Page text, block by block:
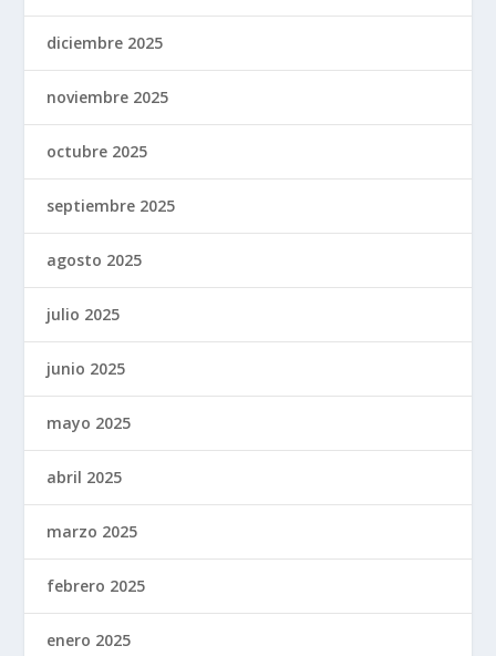
diciembre 2025
noviembre 2025
octubre 2025
septiembre 2025
agosto 2025
julio 2025
junio 2025
mayo 2025
abril 2025
marzo 2025
febrero 2025
enero 2025